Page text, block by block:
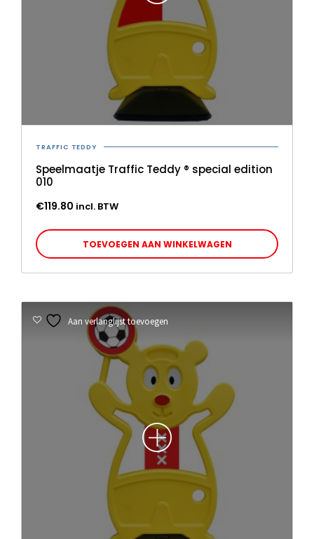
TRAFFIC TEDDY
Speelmaatje Traffic Teddy ® special edition
010
€119.80 incl. BTW
TOEVOEGEN AAN WINKELWAGEN
Aan verlanglijst toevoegen